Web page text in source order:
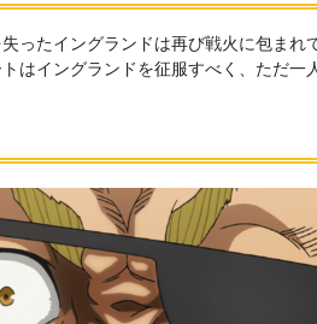
ったイングランドは再び戦火に包まれ
はイングランドを征服すべく、ただ一